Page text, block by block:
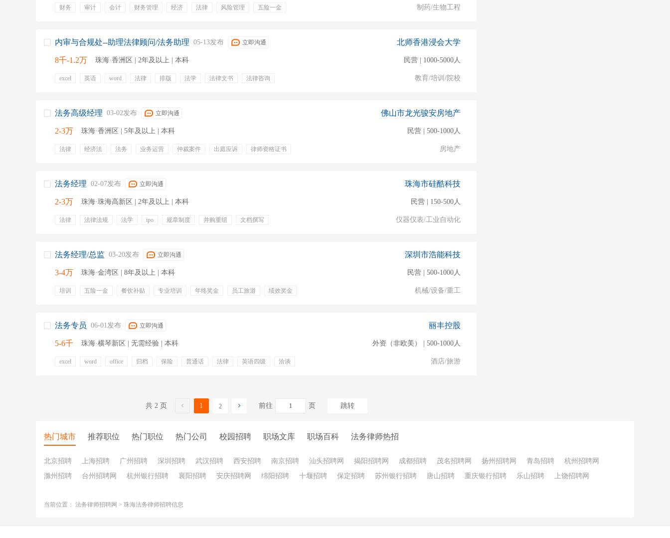
财务 审计 会计 财务管理 经济 法律 风险管理
五险一金
制药/生物工程
内审与合规处--助理法律顾问/法务助理 05-13发布 立即沟通
8千-1.2万 珠海·香洲区 | 2年及以上 | 本科
excel 英语 word 法律 排版 法学 法律文书
法律咨询
北师香港浸会大学
民营 | 1000-5000人
教育/培训/院校
法务高级经理 03-02发布 立即沟通
2-3万 珠海·香洲区 | 5年及以上 | 本科
法律 经济法 法务 业务运营 仲裁案件 出庭应诉
律师资格证书
佛山市龙光骏安房地产
民营 | 500-1000人
房地产
法务经理 02-07发布 立即沟通
2-3万 珠海·珠海高新区 | 2年及以上 | 本科
法律 法律法规 法学 ipo 规章制度 并购重组
文档撰写
珠海市硅酷科技
民营 | 150-500人
仪器仪表/工业自动化
法务经理/总监 03-20发布 立即沟通
3-4万 珠海·金湾区 | 8年及以上 | 本科
培训 五险一金 餐饮补贴 专业培训 年终奖金 员工旅游
绩效奖金
深圳市浩能科技
民营 | 500-1000人
机械/设备/重工
法务专员 06-01发布 立即沟通
5-6千 珠海·横琴新区 | 无需经验 | 本科
excel word office 归档 保险 普通话 法律 英语四级
洽谈
丽丰控股
外资（非欧美） | 500-1000人
酒店/旅游
共 2 页 1 2 前往 页 跳转
热门城市 推荐职位 热门职位 热门公司 校园招聘 职场文库 职场百科 法务律师热招
北京招聘 上海招聘 广州招聘 深圳招聘 武汉招聘 西安招聘 南京招聘 汕头招聘网 揭阳招聘网 成都招聘 茂名招聘网 扬州招聘网 青岛招聘
杭州招聘网
滁州招聘
台州招聘网 杭州银行招聘 襄阳招聘 安庆招聘网 绵阳招聘 十堰招聘 保定招聘 苏州银行招聘 唐山招聘 重庆银行招聘 乐山招聘 上饶招聘网
当前位置： 法务律师招聘网 > 珠海法务律师招聘信息